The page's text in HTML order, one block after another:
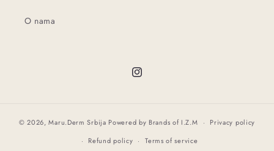
O nama
Instagram
© 2026,Maru.Derm Srbija Powered by Brands of I.Z.M
Privacy policy
Refund policy
Terms of service